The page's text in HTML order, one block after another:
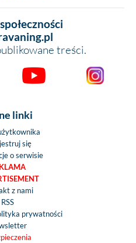
treści.
linki
się
o serwisie
z nami
RSS
prywatności